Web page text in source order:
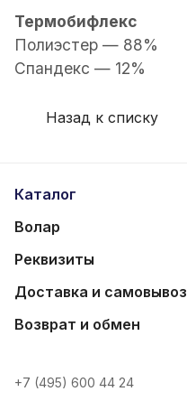
Термобифлекс
Полиэстер — 88%
Спандекс — 12%
Назад к списку
Каталог
Волар
Реквизиты
Доставка и самовывоз
Возврат и обмен
+7 (495) 600 44 24